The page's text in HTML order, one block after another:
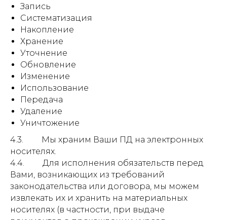
Запись
Систематизация
Накопление
Хранение
Уточнение
Обновление
Изменение
Использование
Передача
Удаление
Уничтожение
4.3. Мы храним Ваши ПД на электронных
носителях.
4.4. Для исполнения обязательств перед
Вами, возникающих из требований
законодательства или договора, мы можем
извлекать их и хранить на материальных
носителях (в частности, при выдаче